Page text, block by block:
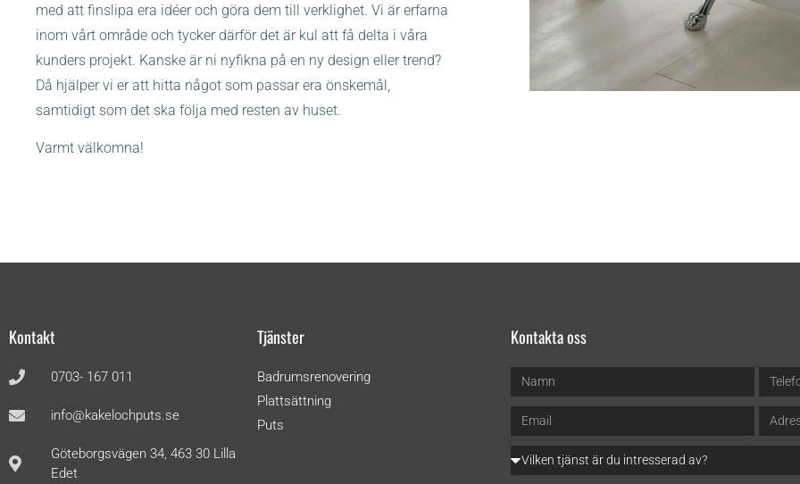
med att finslipa era idéer och göra dem till verklighet. Vi är erfarna
inom vårt område och tycker därför det är kul att få delta i våra
kunders projekt. Kanske är ni nyfikna på en ny design eller trend?
Då hjälper vi er att hitta något som passar era önskemål,
samtidigt som det ska följa med resten av huset.
Varmt välkomna!
Kontakt
0703- 167 011
info@kakelochputs.se
Göteborgsvägen 34, 463 30 Lilla
Edet
Tjänster
Badrumsrenovering
Plattsättning
Puts
Kontakta oss